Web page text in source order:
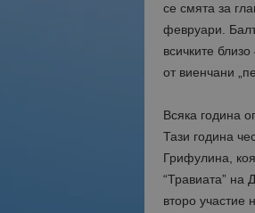
се смята за
февруари.
всичките
от виенчани
Всяка година
Тази година
Грифулина,
“Травиата” на
второ